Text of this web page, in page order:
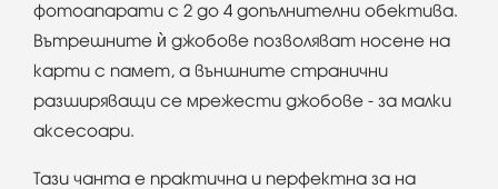
фотоапарати с 2 до 4 допълнителни обектива.
Вътрешните ѝ джобове позволяват носене на
карти с памет, а външните странични
разширяващи се мрежести джобове - за малки
аксесоари.
Тази чанта е практична и перфектна за на